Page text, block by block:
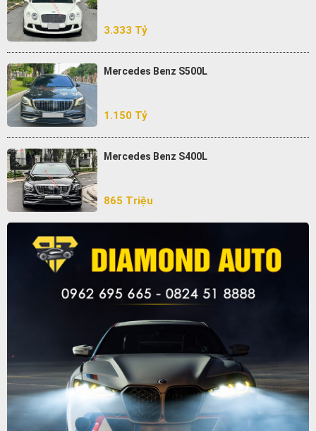
3.333 Tỷ
Mercedes Benz S500L
1.150 Tỷ
Mercedes Benz S400L
865 Triệu